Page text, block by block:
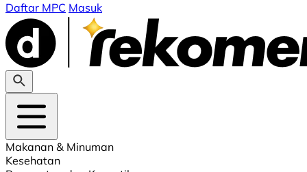
Daftar MPC Masuk
Makanan & Minuman
Kesehatan